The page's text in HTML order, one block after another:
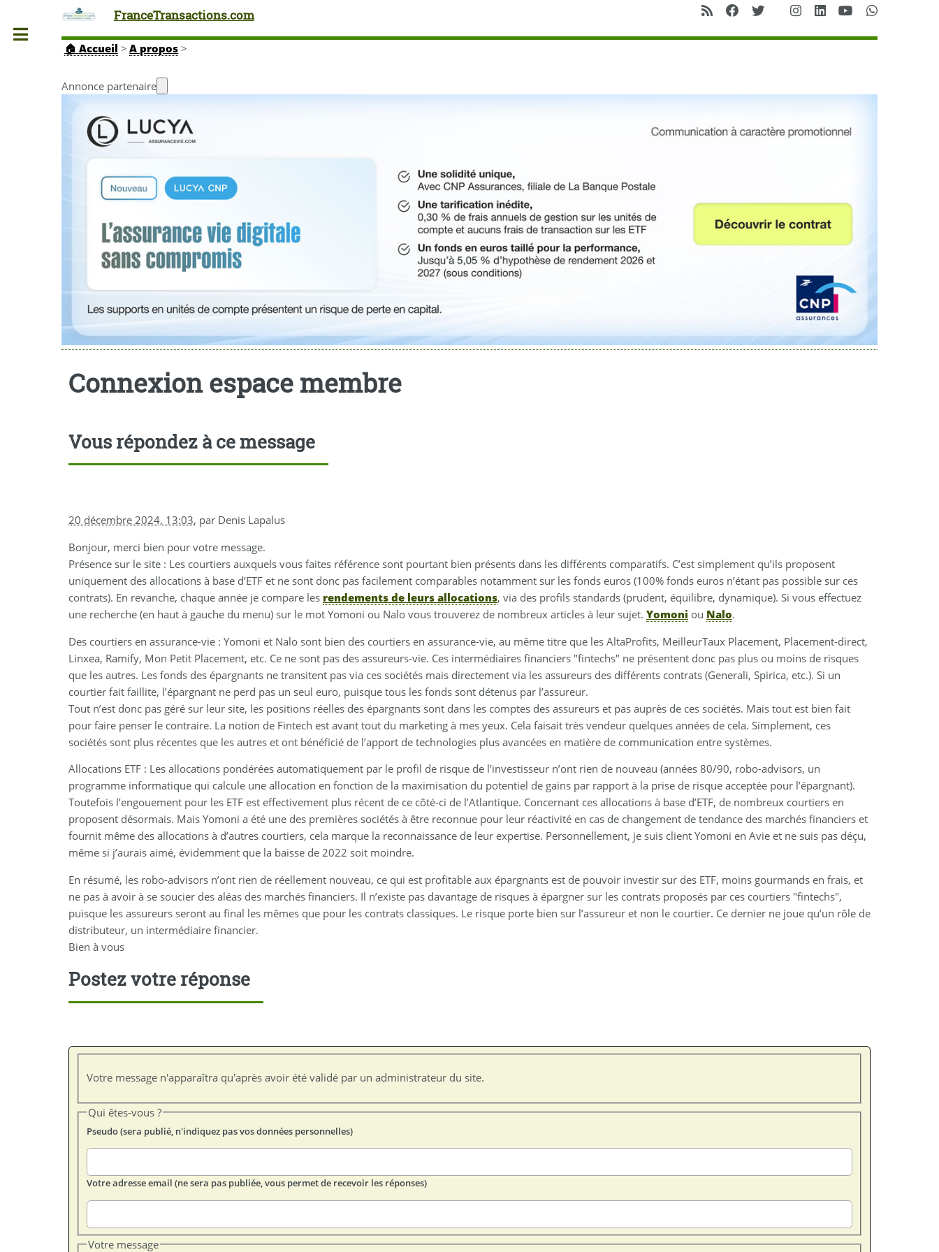
FranceTransactions.com
🏠 Accueil > A propos >
Annonce partenaire
Connexion espace membre
Vous répondez à ce message
20 décembre 2024, 13:03, par Denis Lapalus
Bonjour, merci bien pour votre message.
Présence sur le site : Les courtiers auxquels vous faites référence sont pourtant bien présents dans les différents comparatifs. C’est simplement qu’ils proposent
uniquement des allocations à base d’ETF et ne sont donc pas facilement comparables notamment sur les fonds euros (100% fonds euros n’étant pas possible sur ces
contrats). En revanche, chaque année je compare les rendements de leurs allocations, via des profils standards (prudent, équilibre, dynamique). Si vous effectuez
une recherche (en haut à gauche du menu) sur le mot Yomoni ou Nalo vous trouverez de nombreux articles à leur sujet. Yomoni ou Nalo.
Des courtiers en assurance-vie : Yomoni et Nalo sont bien des courtiers en assurance-vie, au même titre que les AltaProfits, MeilleurTaux Placement, Placement-direct,
Linxea, Ramify, Mon Petit Placement, etc. Ce ne sont pas des assureurs-vie. Ces intermédiaires financiers "fintechs" ne présentent donc pas plus ou moins de risques
que les autres. Les fonds des épargnants ne transitent pas via ces sociétés mais directement via les assureurs des différents contrats (Generali, Spirica, etc.). Si un
courtier fait faillite, l’épargnant ne perd pas un seul euro, puisque tous les fonds sont détenus par l’assureur.
Tout n’est donc pas géré sur leur site, les positions réelles des épargnants sont dans les comptes des assureurs et pas auprès de ces sociétés. Mais tout est bien fait
pour faire penser le contraire. La notion de Fintech est avant tout du marketing à mes yeux. Cela faisait très vendeur quelques années de cela. Simplement, ces
sociétés sont plus récentes que les autres et ont bénéficié de l’apport de technologies plus avancées en matière de communication entre systèmes.
Allocations ETF : Les allocations pondérées automatiquement par le profil de risque de l’investisseur n’ont rien de nouveau (années 80/90, robo-advisors, un
programme informatique qui calcule une allocation en fonction de la maximisation du potentiel de gains par rapport à la prise de risque acceptée pour l’épargnant).
Toutefois l’engouement pour les ETF est effectivement plus récent de ce côté-ci de l’Atlantique. Concernant ces allocations à base d’ETF, de nombreux courtiers en
proposent désormais. Mais Yomoni a été une des premières sociétés à être reconnue pour leur réactivité en cas de changement de tendance des marchés financiers et
fournit même des allocations à d’autres courtiers, cela marque la reconnaissance de leur expertise. Personnellement, je suis client Yomoni en Avie et ne suis pas déçu,
même si j’aurais aimé, évidemment que la baisse de 2022 soit moindre.
En résumé, les robo-advisors n’ont rien de réellement nouveau, ce qui est profitable aux épargnants est de pouvoir investir sur des ETF, moins gourmands en frais, et
ne pas à avoir à se soucier des aléas des marchés financiers. Il n’existe pas davantage de risques à épargner sur les contrats proposés par ces courtiers "fintechs",
puisque les assureurs seront au final les mêmes que pour les contrats classiques. Le risque porte bien sur l’assureur et non le courtier. Ce dernier ne joue qu’un rôle de
distributeur, un intermédiaire financier.
Bien à vous
Postez votre réponse
Votre message n'apparaîtra qu'après avoir été validé par un administrateur du site.
Qui êtes-vous ?
Pseudo (sera publié, n'indiquez pas vos données personnelles)
Votre adresse email (ne sera pas publiée, vous permet de recevoir les réponses)
Votre message
Toggle